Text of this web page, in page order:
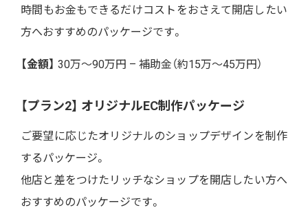
時間もお金もできるだけコストをおさえて開店したい
方へおすすめのパッケージです。
【金額】 30万～90万円 – 補助金（約15万～45万円）
【プラン2】 オリジナルEC制作パッケージ
ご要望に応じたオリジナルのショップデザインを制作
するパッケージ。
他店と差をつけたリッチなショップを開店したい方へ
おすすめのパッケージです。